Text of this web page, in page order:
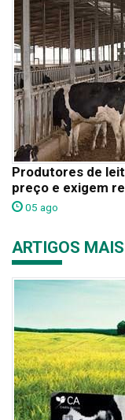
Produtores de
preço e exigem
05 ago
ARTIGOS